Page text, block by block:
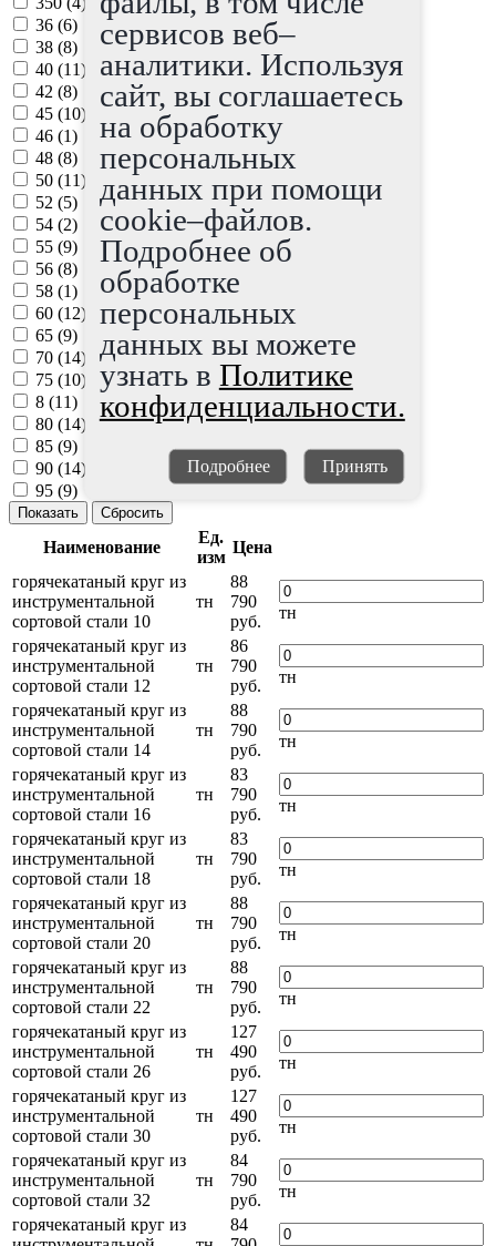
36 (6)
38 (8)
40 (11)
42 (8)
45 (10)
46 (1)
48 (8)
50 (11)
52 (5)
54 (2)
55 (9)
56 (8)
58 (1)
60 (12)
65 (9)
70 (14)
75 (10)
8 (11)
80 (14)
85 (9)
90 (14)
95 (9)
Наименование
Ед.
изм
Цена
горячекатаный круг из
инструментальной
сортовой стали 10
тн
88
790
руб.
тн
горячекатаный круг из
инструментальной
сортовой стали 12
тн
86
790
руб.
тн
горячекатаный круг из
инструментальной
сортовой стали 14
тн
88
790
руб.
тн
горячекатаный круг из
инструментальной
сортовой стали 16
тн
83
790
руб.
тн
горячекатаный круг из
инструментальной
сортовой стали 18
тн
83
790
руб.
тн
горячекатаный круг из
инструментальной
сортовой стали 20
тн
88
790
руб.
тн
горячекатаный круг из
инструментальной
сортовой стали 22
тн
88
790
руб.
тн
горячекатаный круг из
инструментальной
сортовой стали 26
тн
127
490
руб.
тн
горячекатаный круг из
инструментальной
сортовой стали 30
тн
127
490
руб.
тн
горячекатаный круг из
инструментальной
сортовой стали 32
тн
84
790
руб.
тн
горячекатаный круг из
84
сервисов веб–
аналитики. Используя
сайт, вы соглашаетесь
на обработку
персональных
данных при помощи
cookie–файлов.
Подробнее об
обработке
персональных
данных вы можете
узнать в Политике
конфиденциальности.
Подробнее Принять